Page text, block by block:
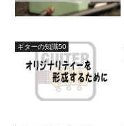
ギターの知識50